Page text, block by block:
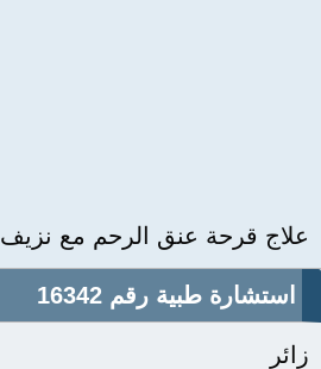
علاج قرحة عنق الرحم مع نزيف
استشارة طبية رقم 16342
زائر